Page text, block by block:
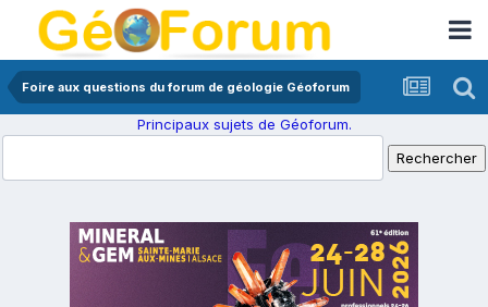
Foire aux questions du forum de géologie Géoforum
Principaux sujets de Géoforum.